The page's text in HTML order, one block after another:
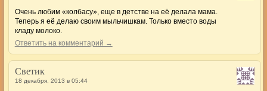
Очень любим «колбасу», еще в детстве на её делала мама.
Теперь я её делаю своим мыльчишкам. Только вместо воды
кладу молоко.
Ответить на комментарий →
Светик
18 декабря, 2013 в 05:44